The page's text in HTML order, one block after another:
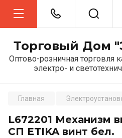
Торговый Дом
Оптово-розничная торговля
электро- и
Главная
L672201 Механизм
СП ETIKA винт бел.